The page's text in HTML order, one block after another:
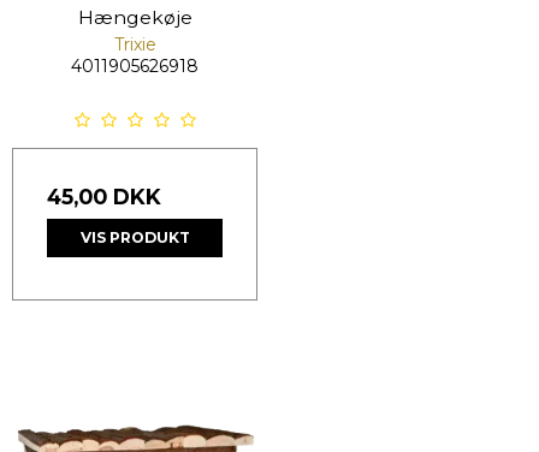
Hængekøje
Trixie
4011905626918
45,00 DKK
VIS PRODUKT